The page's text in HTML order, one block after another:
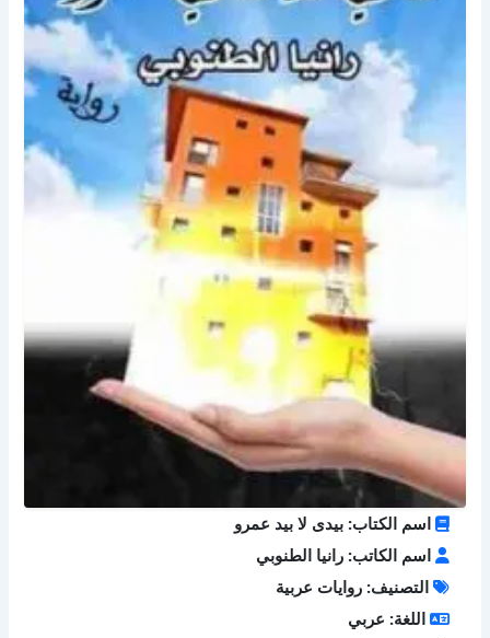
اسم الكتاب: بيدى لا بيد عمرو
اسم الكاتب: رانيا الطنوبي
التصنيف: روايات عربية
اللغة: عربي